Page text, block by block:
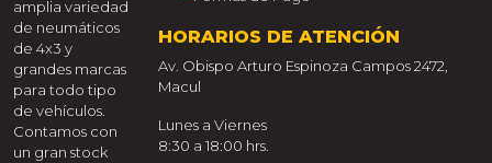
amplia variedad
de neumáticos
de 4x3 y
grandes marcas
para todo tipo
de vehículos.
Contamos con
un gran stock
HORARIOS DE ATENCIÓN
Av. Obispo Arturo Espinoza Campos 2472,
Macul
Lunes a Viernes
8:30 a 18:00 hrs.